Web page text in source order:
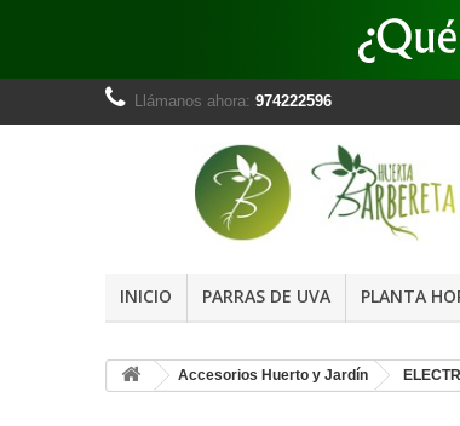
Llámanos ahora: 974222596
INICIO PARRAS DE UVA PLANTA
Accesorios Huerto y Jardín